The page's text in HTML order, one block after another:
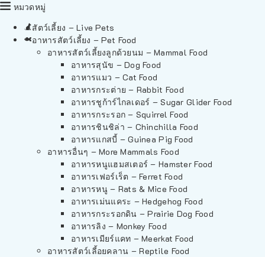
หมวดหมู่
สัตว์เลี้ยง – Live Pets
อาหารสัตว์เลี้ยง – Pet Food
อาหารสัตว์เลี้ยงลูกด้วยนม – Mammal Food
อาหารสุนัข – Dog Food
อาหารแมว – Cat Food
อาหารกระต่าย – Rabbit Food
อาหารชูก้าร์ไกลเดอร์ – Sugar Glider Food
อาหารกระรอก – Squirrel Food
อาหารชินชิล่า – Chinchilla Food
อาหารแกสบี้ – Guinea Pig Food
อาหารอื่นๆ – More Mammals Food
อาหารหนูแฮมสเตอร์ – Hamster Food
อาหารเฟอร์เร็ต – Ferret Food
อาหารหนู – Rats & Mice Food
อาหารเม่นแคระ – Hedgehog Food
อาหารกระรอกดิน – Prairie Dog Food
อาหารลิง – Monkey Food
อาหารเมียร์แคท – Meerkat Food
อาหารสัตว์เลี้อยคลาน – Reptile Food